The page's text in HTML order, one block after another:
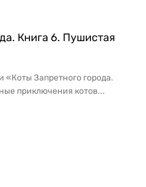
Книга 6. Пушистая
«Коты Запретного города.
приключения котов...